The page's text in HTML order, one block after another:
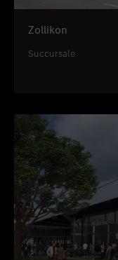
Zollikon
Succursale